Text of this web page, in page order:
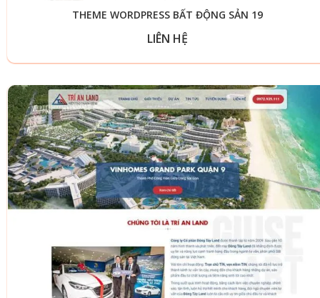
THEME WORDPRESS BẤT ĐỘNG SẢN 19
LIÊN HỆ